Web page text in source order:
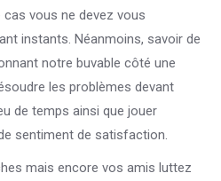
vous ne devez vous
instants. Néanmoins, savoir de
notre buvable côté une
les problèmes devant
de temps ainsi que jouer
sentiment de satisfaction.
mais encore vos amis luttez